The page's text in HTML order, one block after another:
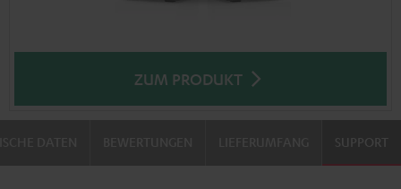
ZUM PRODUKT
SUPPORT